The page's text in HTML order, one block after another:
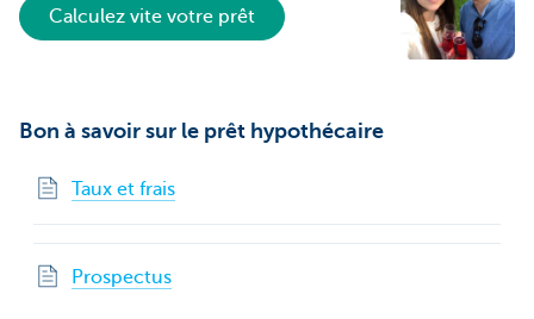
Calculez vite votre prêt
Bon à savoir sur le prêt hypothécaire
Taux et frais
Prospectus